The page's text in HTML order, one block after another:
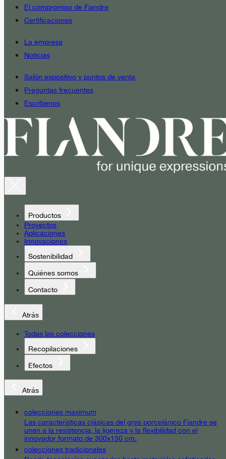
El compromiso de Fiandre
Certificaciones
La empresa
Noticias
Salón expositivo y puntos de venta
Preguntas frecuentes
Escríbenos
Productos
Proyectos
Aplicaciones
Innovaciones
Sostenibilidad
Quiénes somos
Contacto
Atrás
Todas las colecciones
Recopilaciones
Efectos
Atrás
colecciones maximum
Las características clásicas del gres porcelánico Fiandre se
unen a la resistencia, la ligereza y la flexibilidad con el
innovador formato de 300x150 cm.
colecciones tradicionales